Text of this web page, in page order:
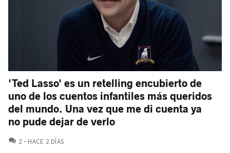
'Ted Lasso' es un retelling encubierto de
uno de los cuentos infantiles más queridos
del mundo. Una vez que me di cuenta ya
no pude dejar de verlo
2 COMENTARIOS
HACE 2 DÍAS